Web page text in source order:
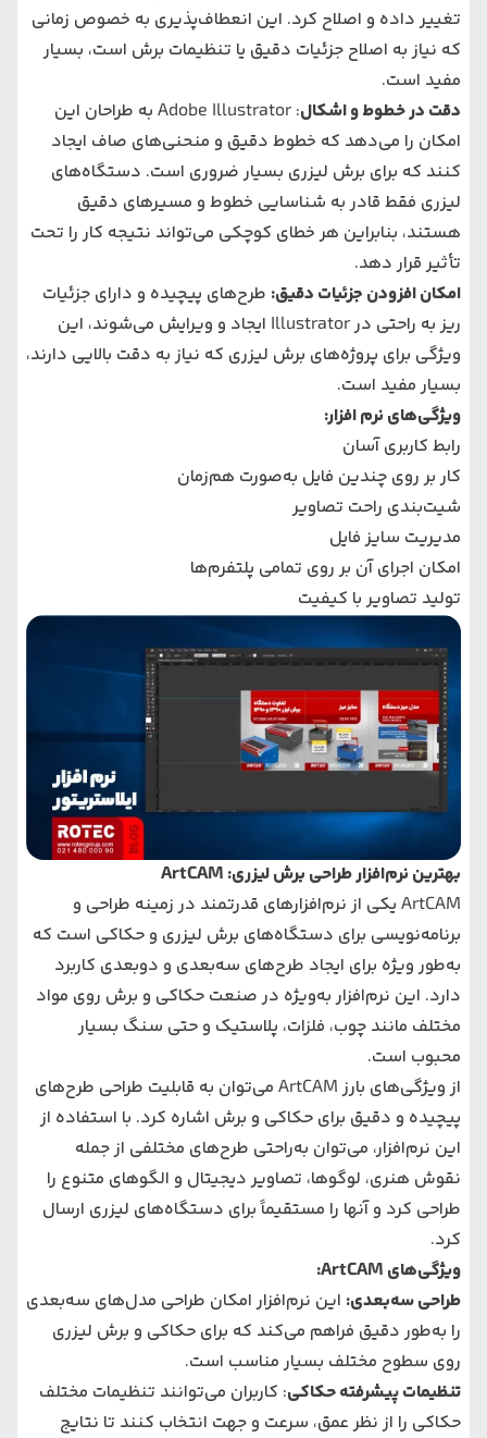
تغییر داده و اصلاح کرد. این انعطاف‌پذیری به خصوص زمانی
که نیاز به اصلاح جزئیات دقیق یا تنظیمات برش است، بسیار
مفید است.
دقت در خطوط و اشکال
: Adobe Illustrator به طراحان این
امکان را می‌دهد که خطوط دقیق و منحنی‌های صاف ایجاد
کنند که برای برش لیزری بسیار ضروری است. دستگاه‌های
لیزری فقط قادر به شناسایی خطوط و مسیرهای دقیق
هستند، بنابراین هر خطای کوچکی می‌تواند نتیجه کار را تحت
تأثیر قرار دهد.
امکان افزودن جزئیات دقیق: طرح‌های پیچیده و دارای جزئیات
ریز به راحتی در Illustrator ایجاد و ویرایش می‌شوند، این
ویژگی برای پروژه‌های برش لیزری که نیاز به دقت بالایی دارند،
بسیار مفید است.
ویژگی‌های نرم افزار:
رابط کاربری آسان
کار بر روی چندین فایل به‌صورت هم‌زمان
شیت‌بندی راحت تصاویر
مدیریت سایز فایل
امکان اجرای آن بر روی تمامی پلتفرم‌ها
تولید تصاویر با کیفیت
بهترین نرم‌افزار طراحی برش لیزری: ArtCAM
ArtCAM یکی از نرم‌افزارهای قدرتمند در زمینه طراحی و
برنامه‌نویسی برای دستگاه‌های برش لیزری و حکاکی است که
به‌طور ویژه برای ایجاد طرح‌های سه‌بعدی و دو‌بعدی کاربرد
دارد. این نرم‌افزار به‌ویژه در صنعت حکاکی و برش روی مواد
مختلف مانند چوب، فلزات، پلاستیک و حتی سنگ بسیار
محبوب است.
از ویژگی‌های بارز ArtCAM می‌توان به قابلیت طراحی طرح‌های
پیچیده و دقیق برای حکاکی و برش اشاره کرد. با استفاده از
این نرم‌افزار، می‌توان به‌راحتی طرح‌های مختلفی از جمله
نقوش هنری، لوگوها، تصاویر دیجیتال و الگوهای متنوع را
طراحی کرد و آنها را مستقیماً برای دستگاه‌های لیزری ارسال
کرد.
ویژگی‌های ArtCAM:
طراحی سه‌بعدی: این نرم‌افزار امکان طراحی مدل‌های سه‌بعدی
را به‌طور دقیق فراهم می‌کند که برای حکاکی و برش لیزری
روی سطوح مختلف بسیار مناسب است.
تنظیمات پیشرفته حکاکی: کاربران می‌توانند تنظیمات مختلف
حکاکی را از نظر عمق، سرعت و جهت انتخاب کنند تا نتایج